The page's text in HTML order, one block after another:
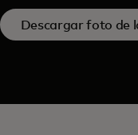
Descargar foto de